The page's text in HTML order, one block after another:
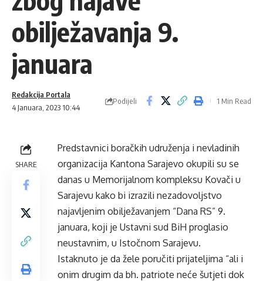
obilježavanja 9.
januara
4 Januara, 2023 10:44
Redakcija Portala
Podijeli 1 Min Read
SHARE
Predstavnici boračkih udruženja i nevladinih
organizacija Kantona Sarajevo okupili su se
danas u Memorijalnom kompleksu Kovači u
Sarajevu kako bi izrazili nezadovoljstvo
najavljenim obilježavanjem “Dana RS” 9.
januara, koji je Ustavni sud BiH proglasio
neustavnim, u Istočnom Sarajevu.
Istaknuto je da žele poručiti prijateljima “ali i
onim drugim da bh. patriote neće šutjeti dok